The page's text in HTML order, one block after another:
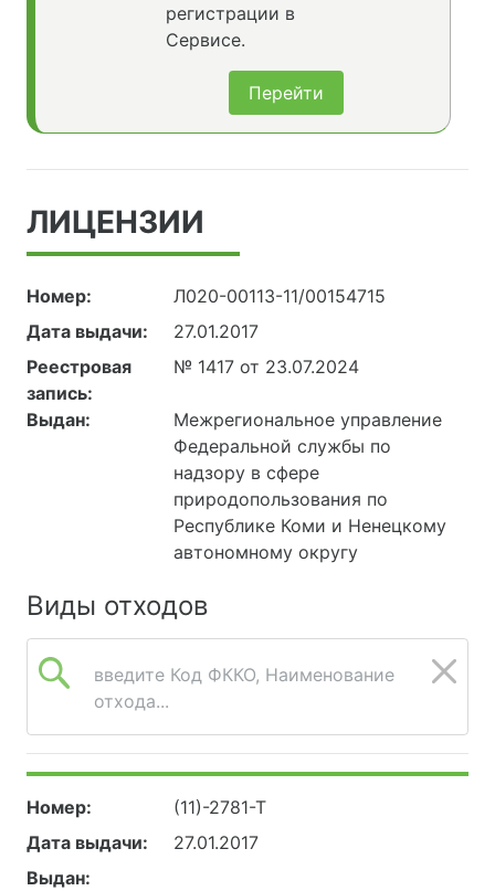
регистрации в
Сервисе.
Перейти
ЛИЦЕНЗИИ
Номер:
Л020-00113-11/00154715
Дата выдачи:
27.01.2017
Реестровая
запись:
№ 1417 от 23.07.2024
Выдан:
Межрегиональное управление
Федеральной службы по
надзору в сфере
природопользования по
Республике Коми и Ненецкому
автономному округу
Виды отходов
введите Код ФККО, Наименование
отхода...
Номер:
(11)-2781-Т
Дата выдачи:
27.01.2017
Выдан: